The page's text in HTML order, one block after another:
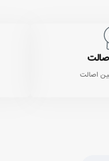
اصالت